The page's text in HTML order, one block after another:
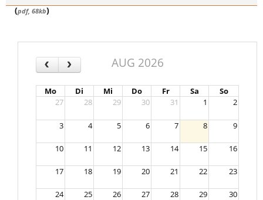
(pdf, 68kb)
‹ › AUG 2026
Mo Di Mi Do Fr Sa
So
27
28 29 30 31 1 2
3 4 5 6 7 8 9
10 11 12 13 14 15 16
17 18 19 20 21 22 23
24 25 26 27 28 29 30